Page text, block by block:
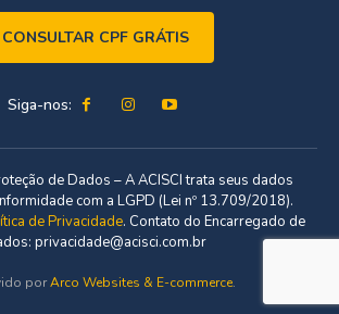
CONSULTAR CPF GRÁTIS
Siga-nos:
de Dados – A ACISCI trata seus dados
com a LGPD (Lei nº 13.709/2018).
de Privacidade. Contato do Encarregado de
privacidade@acisci.com.br
porArco Websites & E-commerce.